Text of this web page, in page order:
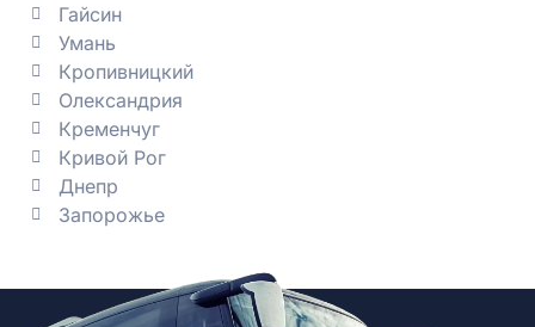
Гайсин
Умань
Кропивницкий
Олександрия
Кременчуг
Кривой Рог
Днепр
Запорожье